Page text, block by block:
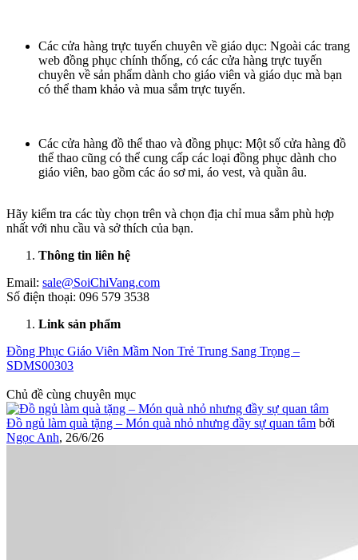
Các cửa hàng trực tuyến chuyên về giáo dục: Ngoài các trang
web đồng phục chính thống, có các cửa hàng trực tuyến
chuyên về sản phẩm dành cho giáo viên và giáo dục mà bạn
có thể tham khảo và mua sắm trực tuyến.
Các cửa hàng đồ thể thao và đồng phục: Một số cửa hàng đồ
thể thao cũng có thể cung cấp các loại đồng phục dành cho
giáo viên, bao gồm các áo sơ mi, áo vest, và quần âu.
Hãy kiểm tra các tùy chọn trên và chọn địa chỉ mua sắm phù hợp
nhất với nhu cầu và sở thích của bạn.
Thông tin liên hệ
Email: sale@SoiChiVang.com
Số điện thoại: 096 579 3538
Link sản phẩm
Đồng Phục Giáo Viên Mầm Non Trẻ Trung Sang Trọng –
SDMS00303
Chủ đề cùng chuyên mục
Đồ ngủ làm quà tặng – Món quà nhỏ nhưng đầy sự quan tâm bởi
Ngọc Anh, 26/6/26